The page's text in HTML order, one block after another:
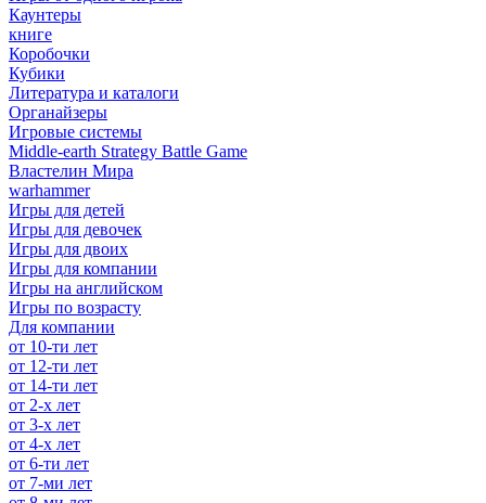
Каунтеры
книге
Коробочки
Кубики
Литература и каталоги
Органайзеры
Игровые системы
Middle-earth Strategy Battle Game
Властелин Мира
warhammer
Игры для детей
Игры для девочек
Игры для двоих
Игры для компании
Игры на английском
Игры по возрасту
Для компании
от 10-ти лет
от 12-ти лет
от 14-ти лет
от 2-х лет
от 3-х лет
от 4-х лет
от 6-ти лет
от 7-ми лет